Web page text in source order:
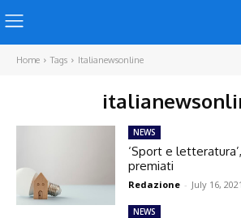
Home Tags Italianewsonline
NEWS
‘Sport e
premiati
Redazione - July 16, 2021
NEWS